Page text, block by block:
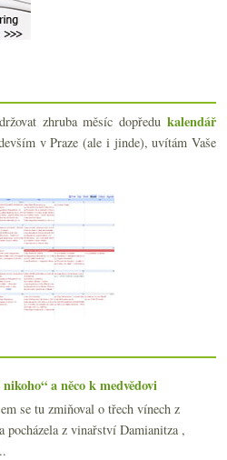
a Zeltingenu
na Frankovku
zhruba měsíc dopředukalendář
v Praze (ale i jinde), uvítám Vaše
a něco k medvědovi
se tu zmiňoval o třech vínech z
pocházela z vinařství Damianitza ,